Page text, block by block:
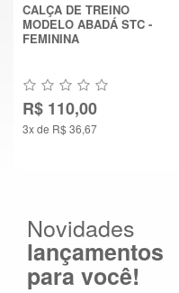
CALÇA DE TREINO
MODELO ABADÁ STC -
FEMININA
R$ 110,00
3x de R$ 36,67
Novidades
lançamentos
para você!